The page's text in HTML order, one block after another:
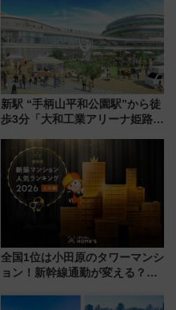
新駅 “手柄山平和公園駅”から徒
歩3分「大和工業アリーナ姫路」
大相撲巡業など 豪華イベントと
アクセス
全国1位は小田原のタワーマンシ
ョン！新幹線通勤が変える？
【新築マンション人気ランキン